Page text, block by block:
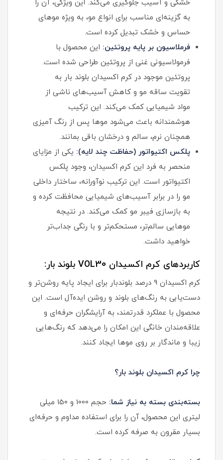
خشکی و آسیب جلوگیری می‌کند. این ویژگی، آن را
به گزینه‌ای مناسب برای انواع مو، به ویژه موهای
حساس و خشک تبدیل کرده است.
فرملاسیون بر پایه پروتئین: این محصول با
فرمولاسیونی غنی از پروتئین طراحی شده است.
پروتئین موجود در کرم اکسیدان بلوند بار به
تقویت ساقه مو و کاهش آسیب‌های ناشی از
مواد شیمیایی کمک می‌کند. این ترکیب
هوشمندانه باعث می‌شود موها پس از رنگ آمیزی
همچنان نرم، سالم و درخشان باقی بمانند.
پلکس اکتیواتور (حفاظت چند لایه): یکی از مزایای
منحصر به فرد این کرم اکسیدان، وجود پلکس
اکتیواتور است. این ترکیب نوآورانه، ساختار داخلی
مو را در برابر آسیب‌های شیمیایی محافظت کرده و
به بازسازی فیبر مو کمک می‌کند. در نتیجه
موهایی سالم‌تر، مستحکم‌تر و با رنگی جداب‌تر
خواهید داشت.
کاربردهای کرم اکسیدان VOL30 بلوند بار:
کرم اکسیدان 9 درصد بلوندبار برای ایجاد پایه روشن‌تر و
دست‌یابی به رنگ‌های بلوند و روشن ایده‌آل است. این
محصول با عملکرد قدرتمند، به آرایشگران حرفه‌ای و
علاقه‌مندان خانگی این امکان را می‌دهد که رنگ‌هایی
زیبا و ماندگار بر روی موها ایجاد کنند.
چرا کرم اکسیدان بلوند بار؟
بسته‌بندی بسته به نیاز شما:
حجم 1000 و 150 میلی
لیتری این محصول، آن را برای استفاده مداوم و حرفه‌ای
بسیار مقرون به صرفه کرده است.